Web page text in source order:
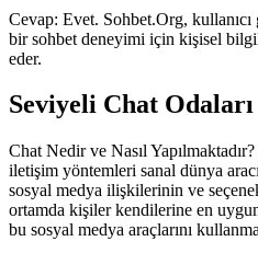
Cevap: Evet. Sohbet.Org,
bir sohbet deneyimi için kişisel
eder.
Seviyeli Chat Odaları
Chat Nedir ve Nasıl
iletişim yöntemleri sanal dünya
sosyal medya ilişkilerinin ve
ortamda kişiler kendilerine en
bu sosyal medya araçlarını